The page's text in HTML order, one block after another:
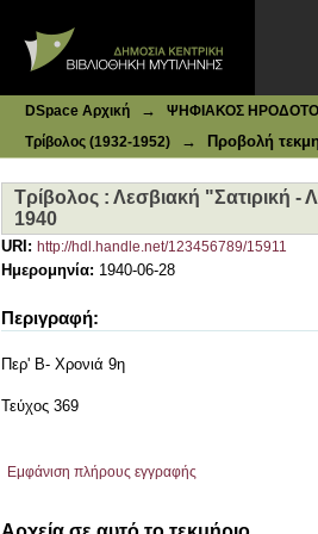
DSpace Αρχική → ΨΗΦΙΑΚΟΣ ΗΡΟΔΟΤΟΣ:
Τρίβολος (1932-1952)
→ Προβολή
Τρίβολος : Λεσβιακή "Σατιρική
1940
URI: http://hdl.handle.net/123456789/15911
Ημερομηνία: 1940-06-28
Περιγραφή:
Περ' Β- Χρονιά 9η
Τεύχος 369
Εμφάνιση πλήρους εγγραφής